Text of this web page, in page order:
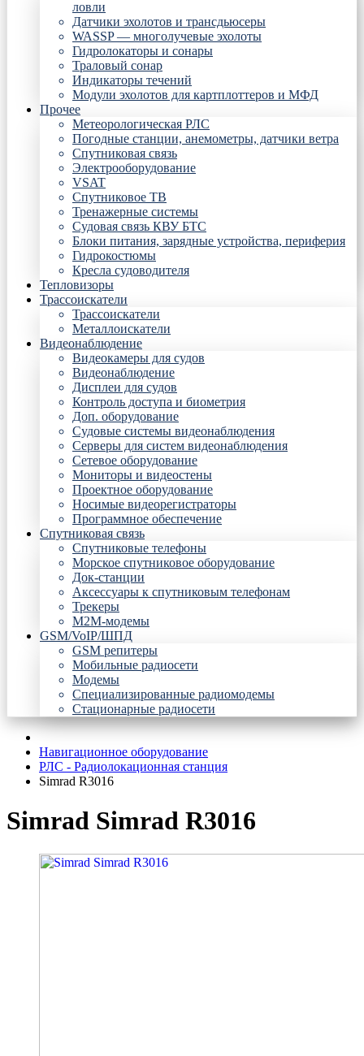
ловли
Датчики эхолотов и трансдьюсеры
WASSP — многолучевые эхолоты
Гидролокаторы и сонары
Траловый сонар
Индикаторы течений
Модули эхолотов для картплоттеров и МФД
Прочее
Метеорологическая РЛС
Погодные станции, анемометры, датчики ветра
Спутниковая связь
Электрооборудование
VSAT
Спутниковое ТВ
Тренажерные системы
Судовая связь КВУ БТС
Блоки питания, зарядные устройства, периферия
Гидрокостюмы
Кресла судоводителя
Тепловизоры
Трассоискатели
Трассоискатели
Металлоискатели
Видеонаблюдение
Видеокамеры для судов
Видеонаблюдение
Дисплеи для судов
Контроль доступа и биометрия
Доп. оборудование
Судовые системы видеонаблюдения
Серверы для систем видеонаблюдения
Сетевое оборудование
Мониторы и видеостены
Проектное оборудование
Носимые видеорегистраторы
Программное обеспечение
Спутниковая связь
Спутниковые телефоны
Морское спутниковое оборудование
Док-станции
Аксессуары к спутниковым телефонам
Трекеры
М2М-модемы
GSM/VoIP/ШПД
GSM репитеры
Мобильные радиосети
Модемы
Специализированные радиомодемы
Стационарные радиосети
Навигационное оборудование
РЛС - Радиолокационная станция
Simrad R3016
Simrad Simrad R3016